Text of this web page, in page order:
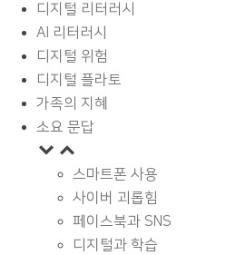
디지털 리터러시
AI 리터러시
디지털 위험
디지털 플라토
가족의 지혜
소요 문답
스마트폰 사용
사이버 괴롭힘
페이스북과 SNS
디지털과 학습